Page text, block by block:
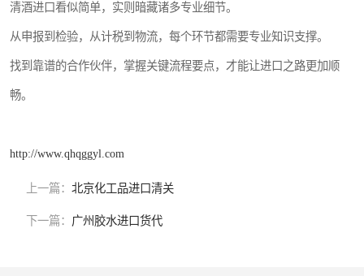
清酒进口看似简单，实则暗藏诸多专业细节。
从申报到检验，从计税到物流，每个环节都需要专业知识支撑。
找到靠谱的合作伙伴，掌握关键流程要点，才能让进口之路更加顺
畅。
http://www.qhqggyl.com
上一篇： 北京化工品进口清关
下一篇： 广州胶水进口货代